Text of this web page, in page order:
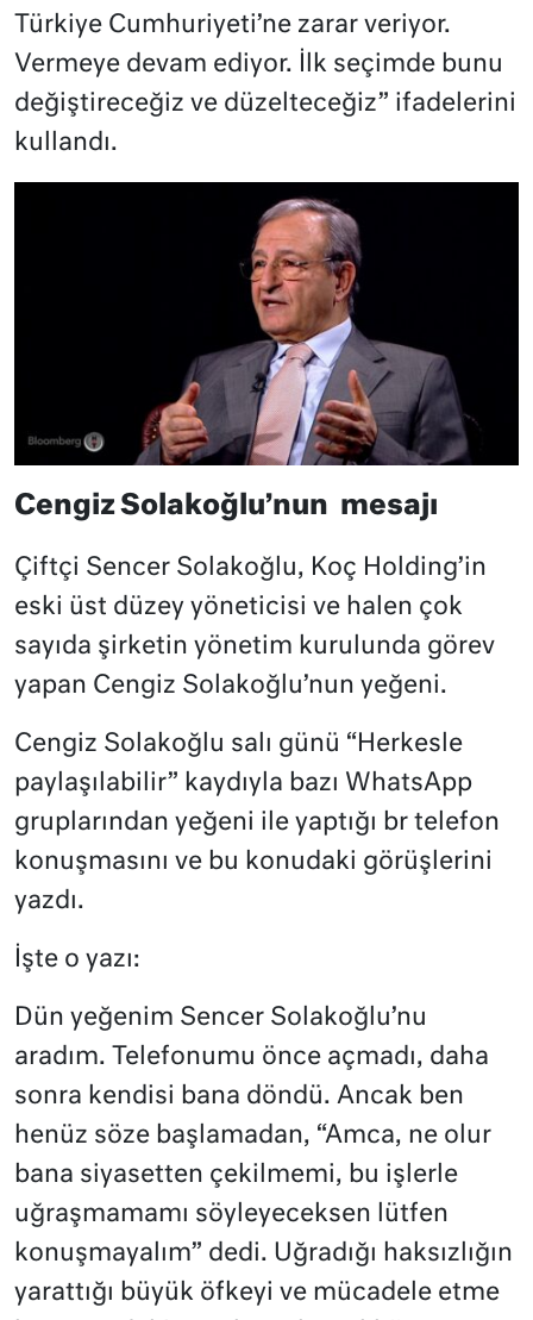
Türkiye Cumhuriyeti’ne zarar veriyor.
Vermeye devam ediyor. İlk seçimde bunu
değiştireceğiz ve düzelteceğiz” ifadelerini
kullandı.
Cengiz Solakoğlu’nun mesajı
Çiftçi Sencer Solakoğlu, Koç Holding’in
eski üst düzey yöneticisi ve halen çok
sayıda şirketin yönetim kurulunda görev
yapan Cengiz Solakoğlu’nun yeğeni.
Cengiz Solakoğlu salı günü “Herkesle
paylaşılabilir” kaydıyla bazı WhatsApp
gruplarından yeğeni ile yaptığı br telefon
konuşmasını ve bu konudaki görüşlerini
yazdı.
İşte o yazı:
Dün yeğenim Sencer Solakoğlu’nu
aradım. Telefonumu önce açmadı, daha
sonra kendisi bana döndü. Ancak ben
henüz söze başlamadan, “Amca, ne olur
bana siyasetten çekilmemi, bu işlerle
uğraşmamamı söyleyeceksen lütfen
konuşmayalım” dedi. Uğradığı haksızlığın
yarattığı büyük öfkeyi ve mücadele etme